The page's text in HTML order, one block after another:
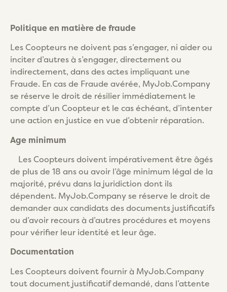
Politique en matière de fraude
Les Coopteurs ne doivent pas s’engager, ni aider ou
inciter d’autres à s’engager, directement ou
indirectement, dans des actes impliquant une
Fraude. En cas de Fraude avérée, MyJob.Company
se réserve le droit de résilier immédiatement le
compte d’un Coopteur et le cas échéant, d’intenter
une action en justice en vue d’obtenir réparation.
Age minimum
Les Coopteurs doivent impérativement être âgés
de plus de 18 ans ou avoir l’âge minimum légal de la
majorité, prévu dans la juridiction dont ils
dépendent. MyJob.Company se réserve le droit de
demander aux candidats des documents justificatifs
ou d’avoir recours à d’autres procédures et moyens
pour vérifier leur identité et leur âge.
Documentation
Les Coopteurs doivent fournir à MyJob.Company
tout document justificatif demandé, dans l’attente